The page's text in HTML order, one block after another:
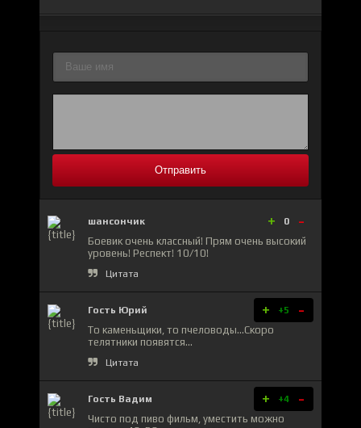
Отправить
шансончик + 0 -
Боевик очень классный! Прям очень высокий
уровень! Респект! 10/10!
Цитата
Гость Юрий + +5 -
То каменьщики, то пчеловоды...Скоро
телятники появятся...
Цитата
Гость Вадим + +4 -
Чисто под пиво фильм, уместить можно